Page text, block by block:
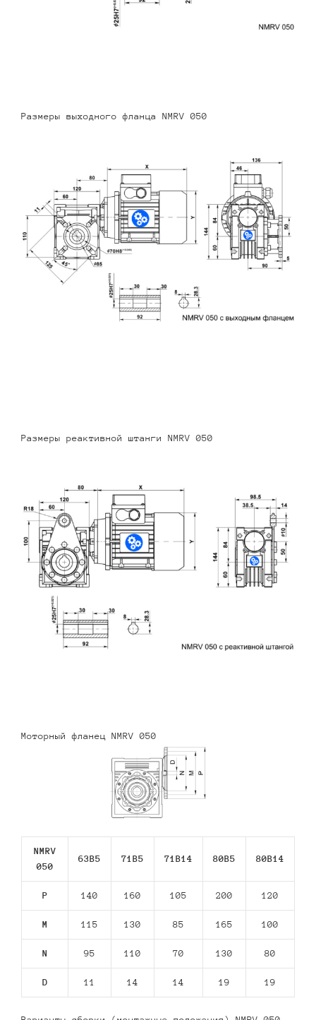
Размеры выходного фланца NMRV 050
Размеры реактивной штанги NMRV 050
Моторный фланец NMRV 050
NMRV
050
63В5 71В5 71В14 80В5 80В14
P 140 160 105 200 120
M 115 130 85 165 100
N 95 110 70 130 80
D 11 14 14 19 19